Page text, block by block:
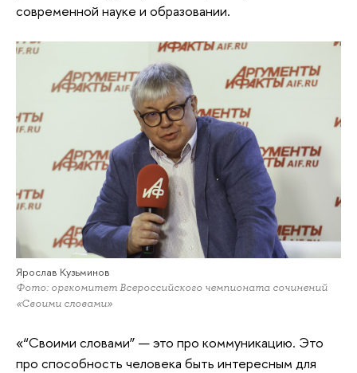
современной науке и образовании.
Ярослав Кузьминов
Фото: оргкомитет Всероссийского чемпионата сочинений
«Своими словами»
«“Своими словами” — это про коммуникацию. Это
про способность человека быть интересным для